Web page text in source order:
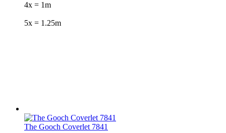
4x = 1m
5x = 1.25m
The Gooch Coverlet 7841